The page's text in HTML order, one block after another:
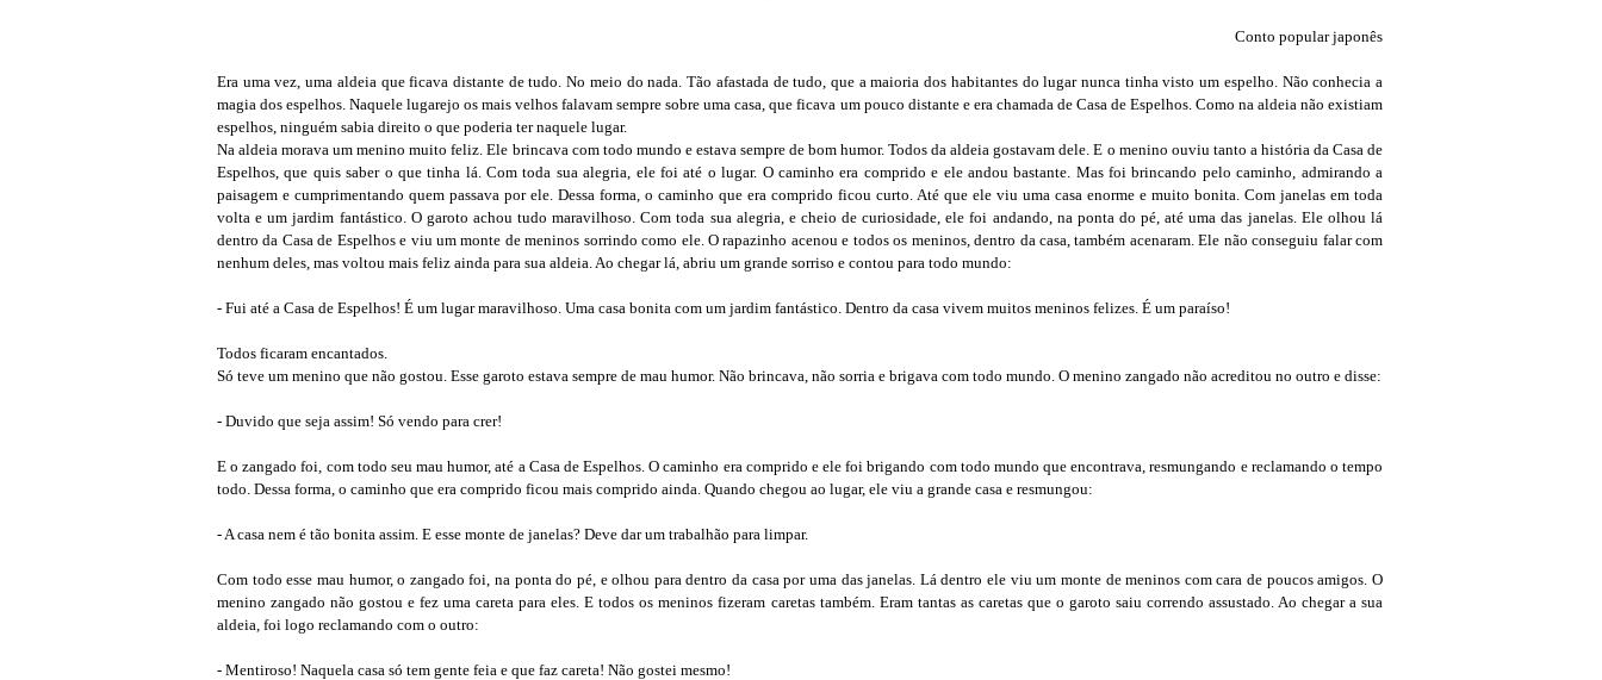
Conto popular japonês
Era uma vez, uma aldeia que ficava distante de tudo. No meio do nada. Tão afastada de tudo, que a maioria dos habitantes do lugar nunca tinha visto um espelho. Não conhecia a
magia dos espelhos. Naquele lugarejo os mais velhos falavam sempre sobre uma casa, que ficava um pouco distante e era chamada de Casa de Espelhos. Como na aldeia não existiam
espelhos, ninguém sabia direito o que poderia ter naquele lugar.
Na aldeia morava um menino muito feliz. Ele brincava com todo mundo e estava sempre de bom humor. Todos da aldeia gostavam dele. E o menino ouviu tanto a história da Casa de
Espelhos, que quis saber o que tinha lá. Com toda sua alegria, ele foi até o lugar. O caminho era comprido e ele andou bastante. Mas foi brincando pelo caminho, admirando a
paisagem e cumprimentando quem passava por ele. Dessa forma, o caminho que era comprido ficou curto. Até que ele viu uma casa enorme e muito bonita. Com janelas em toda
volta e um jardim fantástico. O garoto achou tudo maravilhoso. Com toda sua alegria, e cheio de curiosidade, ele foi andando, na ponta do pé, até uma das janelas. Ele olhou lá
dentro da Casa de Espelhos e viu um monte de meninos sorrindo como ele. O rapazinho acenou e todos os meninos, dentro da casa, também acenaram. Ele não conseguiu falar com
nenhum deles, mas voltou mais feliz ainda para sua aldeia. Ao chegar lá, abriu um grande sorriso e contou para todo mundo:
- Fui até a Casa de Espelhos! É um lugar maravilhoso. Uma casa bonita com um jardim fantástico. Dentro da casa vivem muitos meninos felizes. É um paraíso!
Todos ficaram encantados.
Só teve um menino que não gostou. Esse garoto estava sempre de mau humor. Não brincava, não sorria e brigava com todo mundo. O menino zangado não acreditou no outro e disse:
- Duvido que seja assim! Só vendo para crer!
E o zangado foi, com todo seu mau humor, até a Casa de Espelhos. O caminho era comprido e ele foi brigando com todo mundo que encontrava, resmungando e reclamando o tempo
todo. Dessa forma, o caminho que era comprido ficou mais comprido ainda. Quando chegou ao lugar, ele viu a grande casa e resmungou:
- A casa nem é tão bonita assim. E esse monte de janelas? Deve dar um trabalhão para limpar.
Com todo esse mau humor, o zangado foi, na ponta do pé, e olhou para dentro da casa por uma das janelas. Lá dentro ele viu um monte de meninos com cara de poucos amigos. O
menino zangado não gostou e fez uma careta para eles. E todos os meninos fizeram caretas também. Eram tantas as caretas que o garoto saiu correndo assustado. Ao chegar a sua
aldeia, foi logo reclamando com o outro:
- Mentiroso! Naquela casa só tem gente feia e que faz careta! Não gostei mesmo!